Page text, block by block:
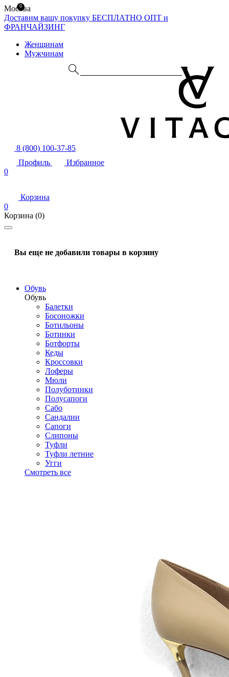
Москва
Доставим вашу покупку БЕСПЛАТНО ОПТ и
ФРАНЧАЙЗИНГ
Женщинам
Мужчинам
8 (800) 100-37-85
Профиль
Избранное
0
Корзина
0
Корзина (0)
Вы еще не добавили товары в корзину
Обувь
Обувь
Балетки
Босоножки
Ботильоны
Ботинки
Ботфорты
Кеды
Кроссовки
Лоферы
Мюли
Полуботинки
Полусапоги
Сабо
Сандалии
Сапоги
Слипоны
Туфли
Туфли летние
Угги
Смотреть все
0